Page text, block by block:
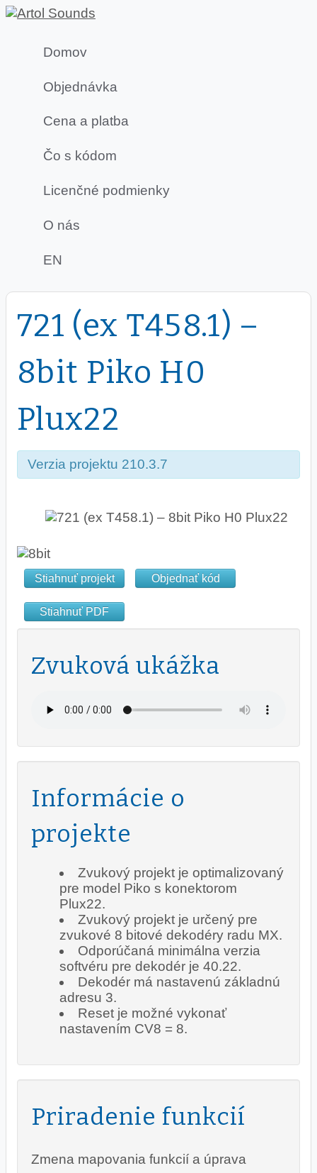
Domov
Objednávka
Cena a platba
Čo s kódom
Licenčné podmienky
O nás
EN
721 (ex T458.1) –
8bit Piko H0
Plux22
Verzia projektu 210.3.7
Stiahnuť projekt Objednať kód
Stiahnuť PDF
Zvuková ukážka
Informácie o
projekte
Zvukový projekt je optimalizovaný
pre model Piko s konektorom
Plux22.
Zvukový projekt je určený pre
zvukové 8 bitové dekodéry radu MX.
Odporúčaná minimálna verzia
softvéru pre dekodér je 40.22.
Dekodér má nastavenú základnú
adresu 3.
Reset je možné vykonať
nastavením CV8 = 8.
Priradenie funkcií
Zmena mapovania funkcií a úprava